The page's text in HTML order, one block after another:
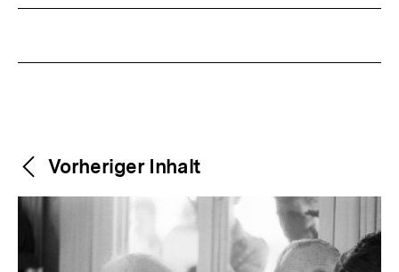
Weitere
Inhalte
Content-
Navigation
Vorheriger Inhalt